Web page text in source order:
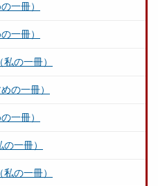
一冊）
一冊）
の一冊）
の一冊）
一冊）
一冊）
の一冊）